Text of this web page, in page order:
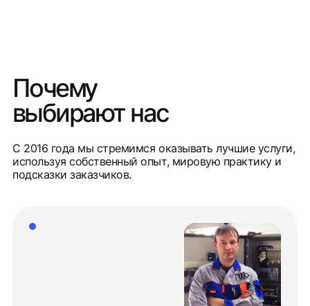
Почему
выбирают нас
С 2016 года мы стремимся оказывать лучшие услуги,
используя собственный опыт, мировую практику и
подсказки заказчиков.